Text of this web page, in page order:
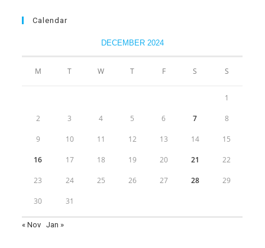
Calendar
DECEMBER 2024
M T W T F S S
1
2 3 4 5 6 7 8
9 10 11 12 13 14 15
16 17 18 19 20 21 22
23 24 25 26 27 28 29
30 31
« Nov Jan »